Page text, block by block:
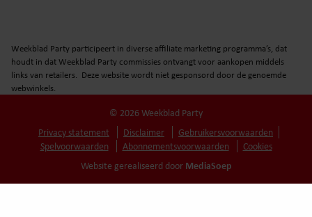
Weekblad Party participeert in diverse affiliate marketing programma’s, dat
houdt in dat Weekblad Party commissies ontvangt voor aankopen middels
links van retailers. Deze website wordt niet gesponsord door de genoemde
webwinkels.
© 2026 Weekblad Party
Privacy statement
Disclaimer
Gebruikersvoorwaarden
Spelvoorwaarden
Abonnementsvoorwaarden
Cookies
Website gerealiseerd door MediaSoep